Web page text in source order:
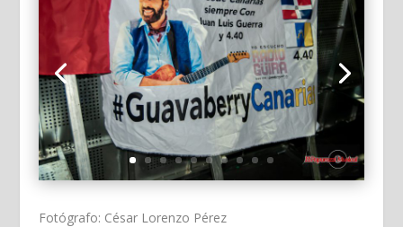
Fotógrafo: César Lorenzo Pérez